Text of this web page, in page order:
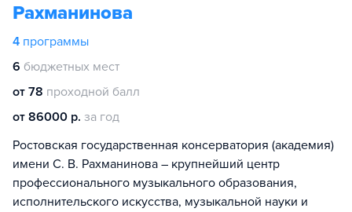
Рахманинова
4 программы
6 бюджетных мест
от 78 проходной балл
от 86000 р. за год
Ростовская государственная консерватория (академия)
имени С. В. Рахманинова – крупнейший центр
профессионального музыкального образования,
исполнительского искусства, музыкальной науки и